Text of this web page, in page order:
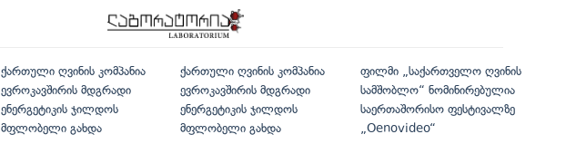
ქართული ღვინის კომპანია
ევროკავშირის მდგრადი
ენერგეტიკის ჯილდოს
მფლობელი გახდა
ქართული ღვინის კომპანია
ევროკავშირის მდგრადი
ენერგეტიკის ჯილდოს
მფლობელი გახდა
ფილმი „საქართველო ღვინის
სამშობლო“ ნომინირებულია
საერთაშორისო ფესტივალზე
„Oenovideo“